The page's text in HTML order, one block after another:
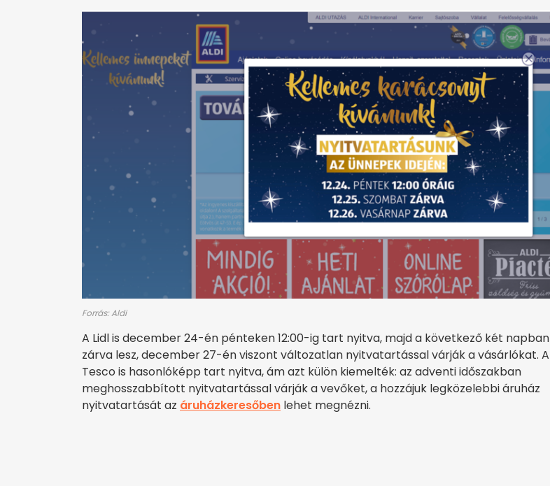
Forrás: Aldi
A Lidl is december 24-én pénteken 12:00-ig tart nyitva, majd a következő két napban
zárva lesz, december 27-én viszont változatlan nyitvatartással várják a vásárlókat. A
Tesco is hasonlóképp tart nyitva, ám azt külön kiemelték: az adventi időszakban
meghosszabbított nyitvatartással várják a vevőket, a hozzájuk legközelebbi áruház
nyitvatartását az áruházkeresőben lehet megnézni.